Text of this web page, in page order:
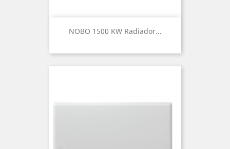
NOBO 1500 KW Radiador...